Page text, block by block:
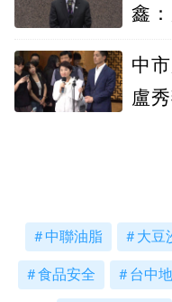
鑫
中
盧
中聯油脂 大豆
食品安全 台中